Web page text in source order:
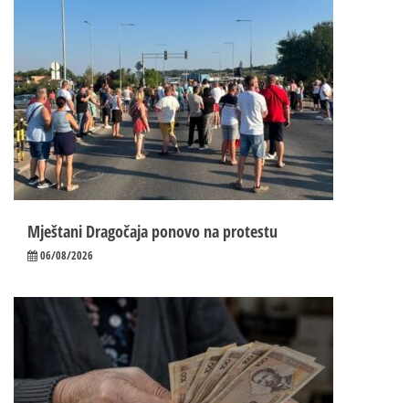
Mještani Dragočaja ponovo na protestu
06/08/2026